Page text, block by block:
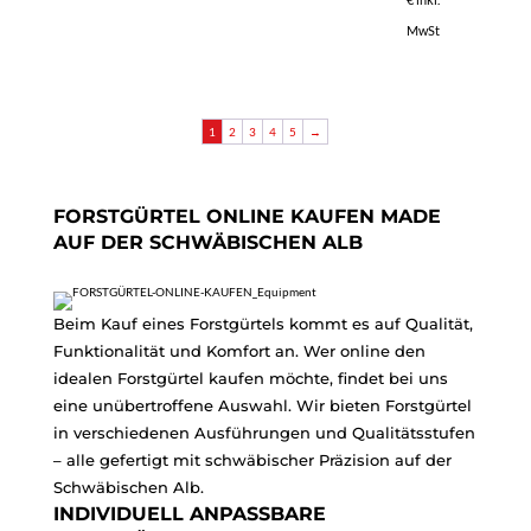
MwSt
1 2 3 4 5 →
FORSTGÜRTEL ONLINE KAUFEN MADE
AUF DER SCHWÄBISCHEN ALB
Beim Kauf eines Forstgürtels kommt es auf Qualität,
Funktionalität und Komfort an. Wer online den
idealen Forstgürtel kaufen möchte, findet bei uns
eine unübertroffene Auswahl. Wir bieten Forstgürtel
in verschiedenen Ausführungen und Qualitätsstufen
– alle gefertigt mit schwäbischer Präzision auf der
Schwäbischen Alb.
INDIVIDUELL ANPASSBARE